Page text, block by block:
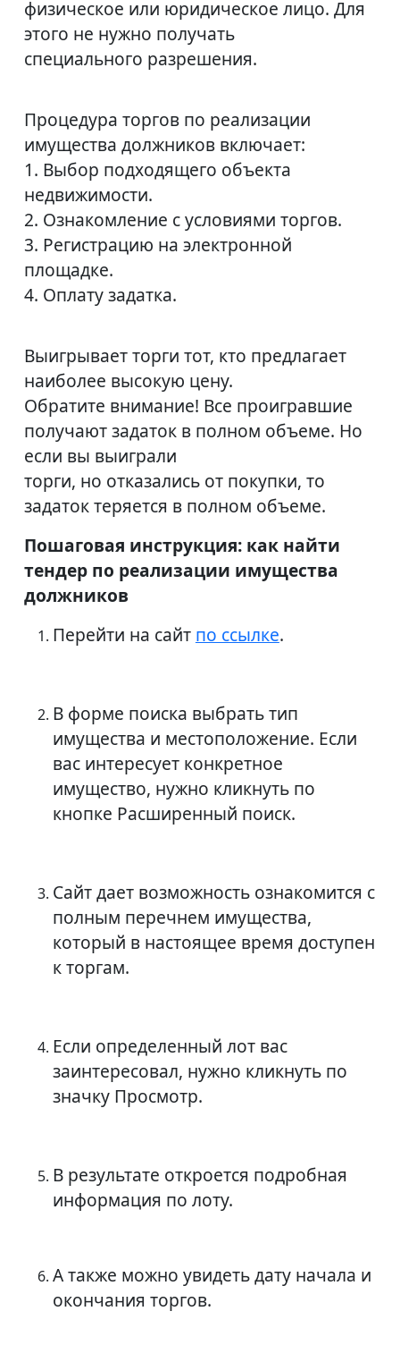
физическое или юридическое лицо. Для
этого не нужно получать
специального разрешения.
Процедура торгов по реализации
имущества должников включает:
1. Выбор подходящего объекта
недвижимости.
2. Ознакомление с условиями торгов.
3. Регистрацию на электронной
площадке.
4. Оплату задатка.
Выигрывает торги тот, кто предлагает
наиболее высокую цену.
Обратите внимание! Все проигравшие
получают задаток в полном объеме. Но
если вы выиграли
торги, но отказались от покупки, то
задаток теряется в полном объеме.
Пошаговая инструкция: как найти
тендер по реализации имущества
должников
Перейти на сайт по ссылке.
В форме поиска выбрать тип
имущества и местоположение. Если
вас интересует конкретное
имущество, нужно кликнуть по
кнопке Расширенный поиск.
Сайт дает возможность ознакомится с
полным перечнем имущества,
который в настоящее время доступен
к торгам.
Если определенный лот вас
заинтересовал, нужно кликнуть по
значку Просмотр.
В результате откроется подробная
информация по лоту.
А также можно увидеть дату начала и
окончания торгов.